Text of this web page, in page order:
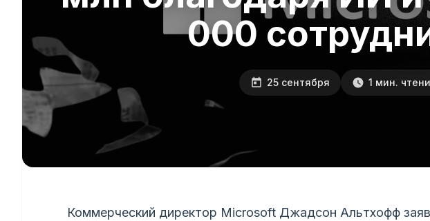
000
25 сентября 1 мин.
Коммерческий директор Microsoft Джадсон Альтхофф